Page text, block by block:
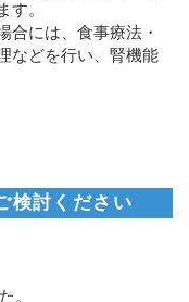
す。
合には、食事療法・
などを行い、腎機能
検討ください
。